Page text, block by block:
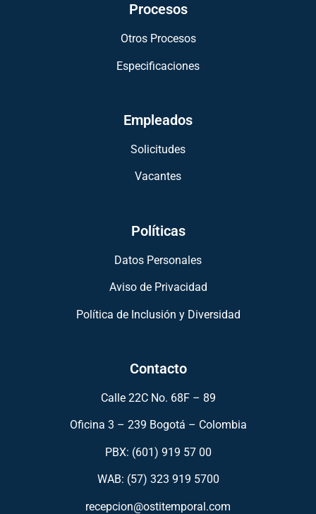
Procesos
Otros Procesos
Especificaciones
Empleados
Solicitudes
Vacantes
Políticas
Datos Personales
Aviso de Privacidad
Política de Inclusión y Diversidad
Contacto
Calle 22C No. 68F – 89
Oficina 3 – 239 Bogotá – Colombia
PBX: (601) 919 57 00
WAB: (57) 323 919 5700
recepcion@ostitemporal.com